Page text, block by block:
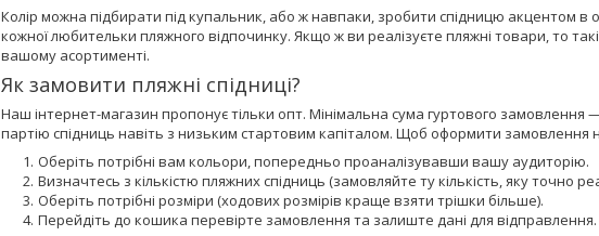
Колір можна підбирати під купальник, або ж навпаки, зробити спідницю акцентом в
кожної любительки пляжного відпочинку. Якщо ж ви реалізуєте пляжні товари, то
вашому асортименті.
Як замовити пляжні спідниці?
Наш інтернет-магазин пропонує тільки опт. Мінімальна сума гуртового замовлення
партію спідниць навіть з низьким стартовим капіталом. Щоб оформити замовлення на
Оберіть потрібні вам кольори, попередньо проаналізувавши вашу аудиторію.
Визначтесь з кількістю пляжних спідниць (замовляйте ту кількість, яку точно
Оберіть потрібні розміри (ходових розмірів краще взяти трішки більше).
Перейдіть до кошика перевірте замовлення та залиште дані для відправлення.